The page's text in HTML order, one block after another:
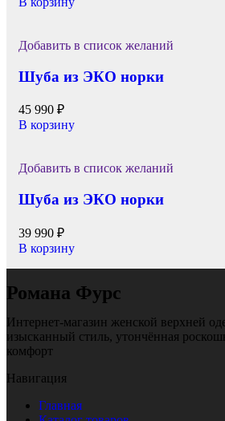
Добавить в список желаний
Шуба из ЭКО норки
45 990 ₽
В корзину
Добавить в список желаний
Шуба из ЭКО норки
39 990 ₽
В корзину
Романа Фурс
Интернет-магазин женской верхней
изысканный стиль, утончённая
комфорт
Навигация
Главная